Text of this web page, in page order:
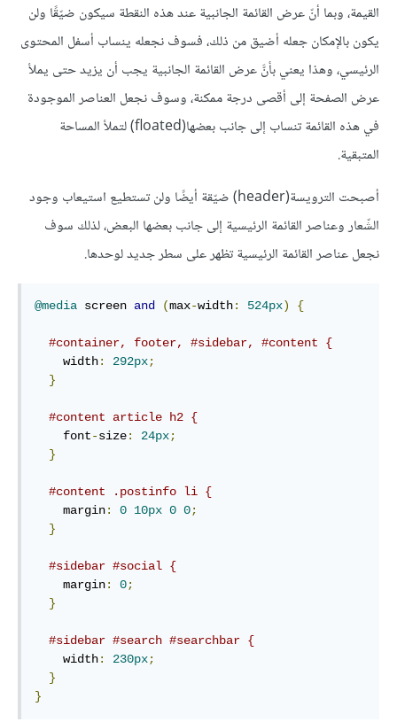
القيمة، وبما أنّ عرض القائمة الجانبية عند هذه النقطة سيكون ضيّقًا ولن
يكون بالإمكان جعله أضيق من ذلك، فسوف نجعله ينساب أسفل المحتوى
الرئيسي، وهذا يعني بأنَّ عرض القائمة الجانبية يجب أن يزيد حتى يملأ
عرض الصفحة إلى أقصى درجة ممكنة، وسوف نجعل العناصر الموجودة
في هذه القائمة تنساب إلى جانب بعضها(floated) لتملأ المساحة
المتبقية.
أصبحت الترويسة(header) ضيّقة أيضًا ولن تستطيع استيعاب وجود
الشّعار وعناصر القائمة الرئيسية إلى جانب بعضها البعض، لذلك سوف
نجعل عناصر القائمة الرئيسية تظهر على سطر جديد لوحدها.
@media screen and (max-width: 524px) {
#container, footer, #sidebar, #content {
    width
: 292px;
}
#content article h2 {
    font
-size: 24px;
}
#content .postinfo li {
margin: 0 10px 0 0;
}
#sidebar #social {
    margin
: 0;
}
#sidebar #search #searchbar {
    width
: 230px;
}
}